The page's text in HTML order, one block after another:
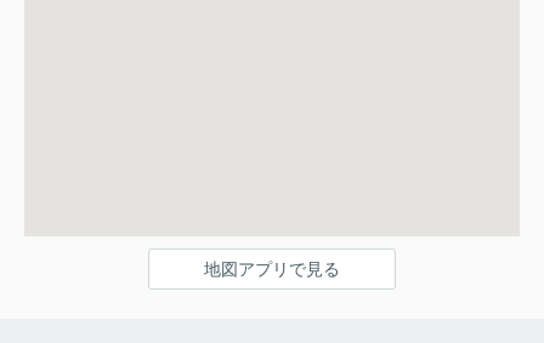
地図アプリで見る